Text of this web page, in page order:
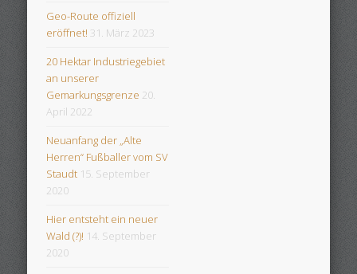
Geo-Route offiziell
eröffnet! 31. März 2023
20 Hektar Industriegebiet
an unserer
Gemarkungsgrenze 20.
April 2022
Neuanfang der „Alte
Herren“ Fußballer vom SV
Staudt 15. September
2020
Hier entsteht ein neuer
Wald (?)! 14. September
2020